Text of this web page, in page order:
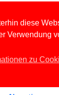
diese
Verwendung
zu